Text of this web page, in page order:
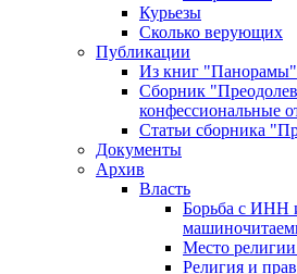
Курьезы
Сколько верующих
Публикации
Из книг "Панорамы"
Сборник
конфессиональные
Статьи сборника
Документы
Архив
Власть
Борьба с ИНН
Место
Религия и